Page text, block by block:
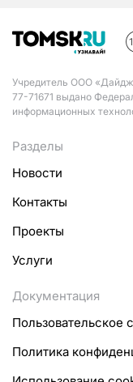
Учредитель ООО
77-71671 выдано
информационных
Разделы
Новости
Контакты
Проекты
Услуги
Документация
Пользовательское
Политика